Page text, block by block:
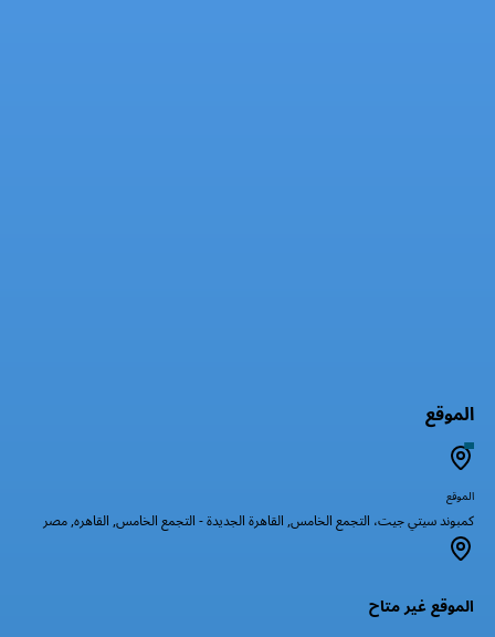
الموقع
الموقع
كمبوند سيتي جيت، التجمع الخامس, القاهرة الجديدة - التجمع الخامس, القاهره, مصر
الموقع غير متاح